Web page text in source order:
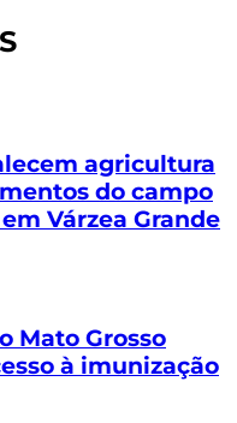
agricultura
do campo
Várzea Grande
Mato Grosso
à imunização